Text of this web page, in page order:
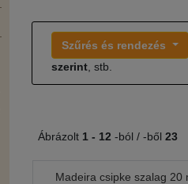
Szűrés és rendezés
szerint , stb.
Ábrázolt 1 - 12 -ból / -ből 23
Madeira csipke szalag 20